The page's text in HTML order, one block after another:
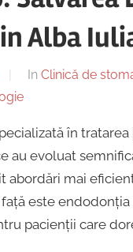
Alba
In Clinică de
în
au evoluat
mai
este
pacienții care